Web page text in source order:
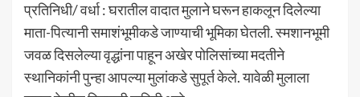
प्रतिनिधी/ वर्धा : घरातील वादात मुलाने घरून हाकलून दिलेल्या
माता-पित्यानी समाशंभूमीकडे जाण्याची भूमिका घेतली. स्मशानभूमी
जवळ दिसलेल्या वृद्धांना पाहून अखेर पोलिसांच्या मदतीने
स्थानिकांनी पुन्हा आपल्या मुलांकडे सुपूर्त केले. यावेळी मुलाला